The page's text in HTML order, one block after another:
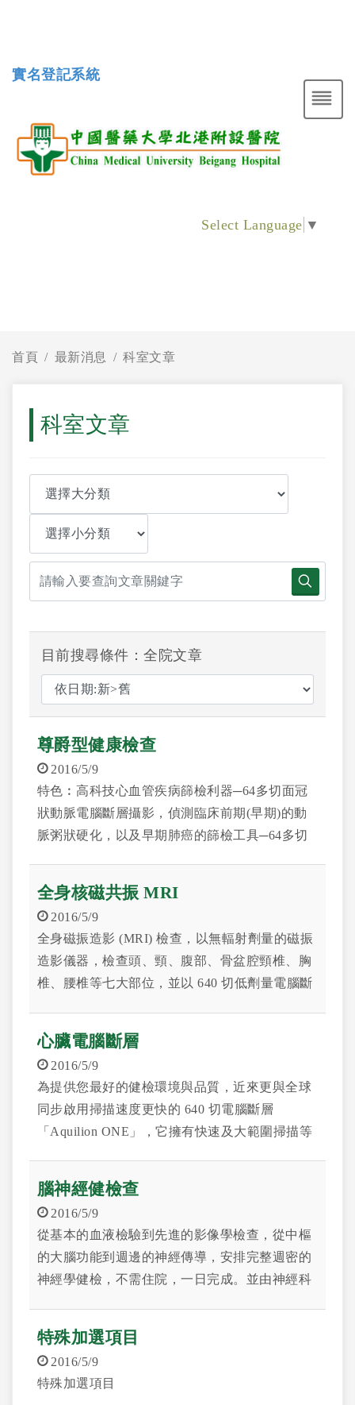
實名登記系統
Select Language ▼
首頁 最新消息 科室文章
科室文章
目前搜尋條件：全院文章
尊爵型健康檢查
2016/5/9
特色︰高科技心血管疾病篩檢利器─64多切面冠
狀動脈電腦斷層攝影，偵測臨床前期(早期)的動
脈粥狀硬化，以及早期肺癌的篩檢工具─64多切
全身核磁共振 MRI
2016/5/9
全身磁振造影 (MRI) 檢查，以無輻射劑量的磁振
造影儀器，檢查頭、頸、腹部、骨盆腔頸椎、胸
椎、腰椎等七大部位，並以 640 切低劑量電腦斷
侵入性，快速、清晰之影像學檢查。
心臟電腦斷層
2016/5/9
為提供您最好的健檢環境與品質，近來更與全球
同步啟用掃描速度更快的 640 切電腦斷層
「Aquilion ONE」，它擁有快速及大範圍掃描等
射劑量及顯影劑的使用量；當然完整的影像品
質，更有助於醫師的判讀。
腦神經健檢查
2016/5/9
從基本的血液檢驗到先進的影像學檢查，從中樞
的大腦功能到週邊的神經傳導，安排完整週密的
神經學健檢，不需住院，一日完成。並由神經科
特殊加選項目
2016/5/9
特殊加選項目